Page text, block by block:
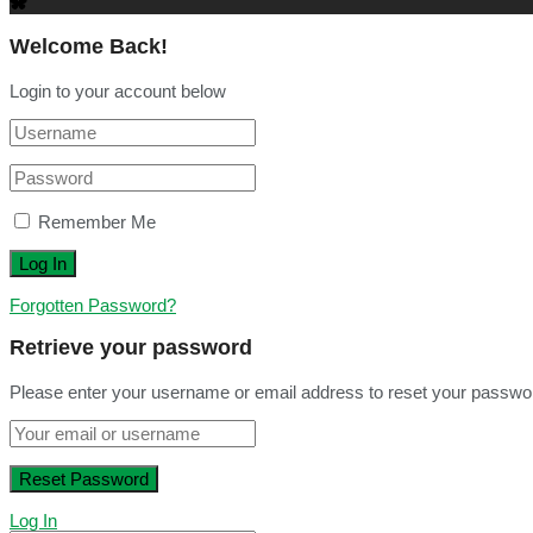
Welcome Back!
Login to your account below
Remember Me
Forgotten Password?
Retrieve your password
Please enter your username or email address to reset your
Log In